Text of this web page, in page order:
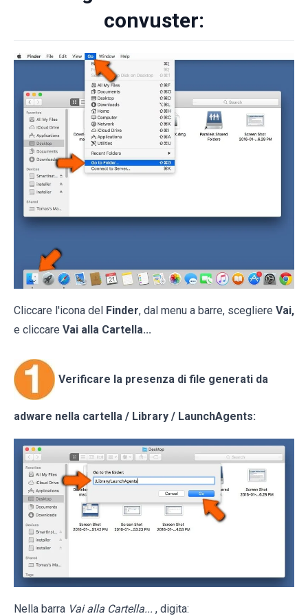
convuster:
Cliccare l'icona del Finder, dal menu a barre, scegliere Vai,
e cliccare Vai alla Cartella...
Verificare la presenza di file generati da
adware nella cartella / Library / LaunchAgents:
Nella barra Vai alla Cartella... , digita: